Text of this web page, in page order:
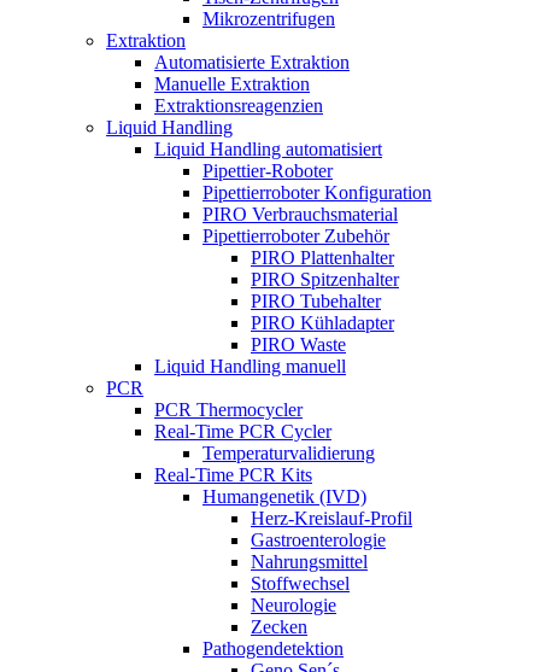
Mikrozentrifugen
Extraktion
Automatisierte Extraktion
Manuelle Extraktion
Extraktionsreagenzien
Liquid Handling
Liquid Handling automatisiert
Pipettier-Roboter
Pipettierroboter Konfiguration
PIRO Verbrauchsmaterial
Pipettierroboter Zubehör
PIRO Plattenhalter
PIRO Spitzenhalter
PIRO Tubehalter
PIRO Kühladapter
PIRO Waste
Liquid Handling manuell
PCR
PCR Thermocycler
Real-Time PCR Cycler
Temperaturvalidierung
Real-Time PCR Kits
Humangenetik (IVD)
Herz-Kreislauf-Profil
Gastroenterologie
Nahrungsmittel
Stoffwechsel
Neurologie
Zecken
Pathogendetektion